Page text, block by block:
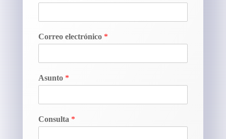
Correo electrónico *
Asunto *
Consulta *